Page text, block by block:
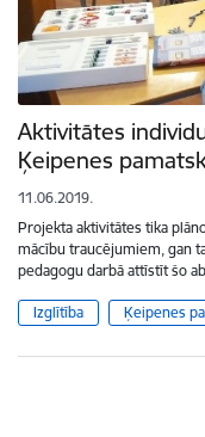
Aktivitātes
Ķeipenes
11.06.2019.
Projekta aktivitātes tika
mācību traucējumiem, gan
pedagogu darbā attīstīt šo
Izglītība Ķeipenes